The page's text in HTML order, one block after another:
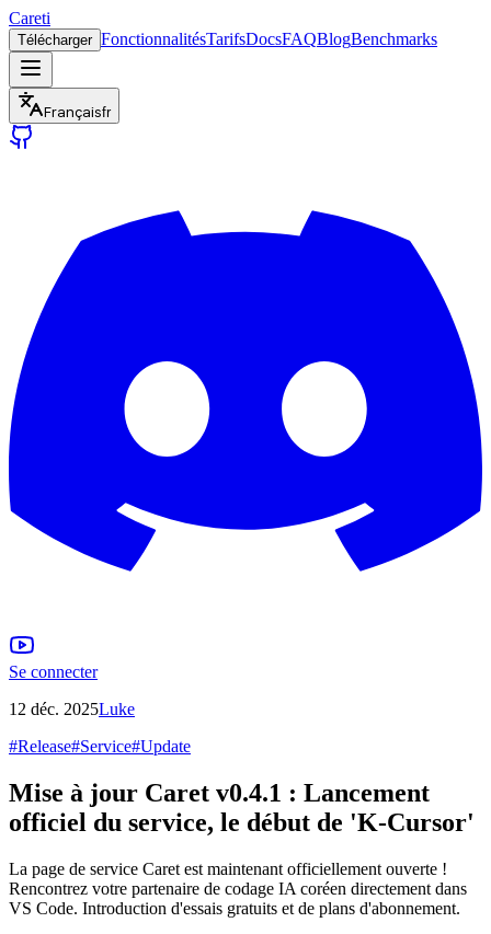
Careti
Télécharger FonctionnalitésTarifsDocsFAQBlogBenchmarks
Françaisfr
Se connecter
12 déc. 2025Luke
#Release#Service#Update
Mise à jour Caret v0.4.1 : Lancement
officiel du service, le début de 'K-Cursor'
La page de service Caret est maintenant officiellement ouverte !
Rencontrez votre partenaire de codage IA coréen directement dans
VS Code. Introduction d'essais gratuits et de plans d'abonnement.